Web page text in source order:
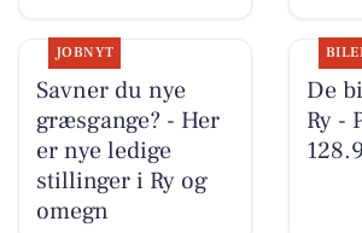
JOBNYT
Savner du nye
græsgange? - Her
er nye ledige
stillinger i Ry og
omegn
De
Ry -